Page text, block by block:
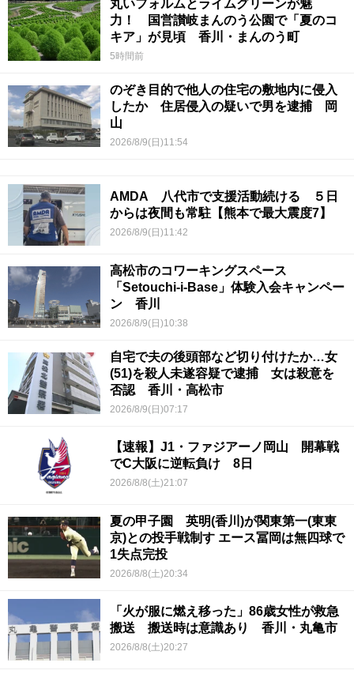
丸いフォルムとライムグリーンが魅
力！ 国営讃岐まんのう公園で「夏のコ
キア」が見頃 香川・まんのう町
5時間前
のぞき目的で他人の住宅の敷地内に侵入
したか 住居侵入の疑いで男を逮捕 岡
山
2026/8/9(日)11:54
AMDA 八代市で支援活動続ける ５日
からは夜間も常駐【熊本で最大震度7】
2026/8/9(日)11:42
高松市のコワーキングスペース
「Setouchi-i-Base」体験入会キャンペー
ン 香川
2026/8/9(日)10:38
自宅で夫の後頭部など切り付けたか…女
(51)を殺人未遂容疑で逮捕 女は殺意を
否認 香川・高松市
2026/8/9(日)07:17
【速報】J1・ファジアーノ岡山 開幕戦
でC大阪に逆転負け 8日
2026/8/8(土)21:07
夏の甲子園 英明(香川)が関東第一(東東
京)との投手戦制す エース冨岡は無四球で
1失点完投
2026/8/8(土)20:34
「火が服に燃え移った」86歳女性が救急
搬送 搬送時は意識あり 香川・丸亀市
2026/8/8(土)20:27